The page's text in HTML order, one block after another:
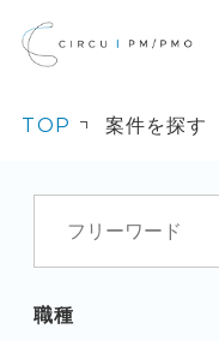
ご利用の流れ
お役立ちコンテンツ
TOP 案件を探す
職種